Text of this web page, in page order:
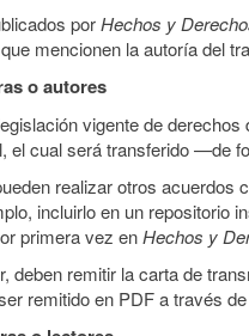
porHechos y
mencionen la autoría del
o autores
vigente de derechos
el cual será transferido —de
realizar otros acuerdos
incluirlo en un repositorio
primera vez enHechos y
deben remitir la carta de
remitido en PDF a través